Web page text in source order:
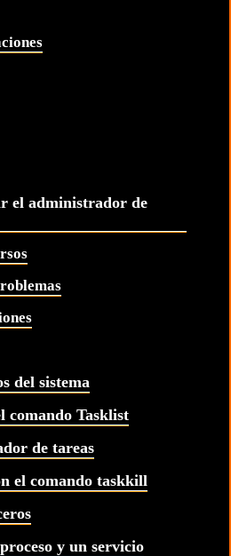
el administrador de
del sistema
comando Tasklist
de tareas
el comando taskkill
y un servicio